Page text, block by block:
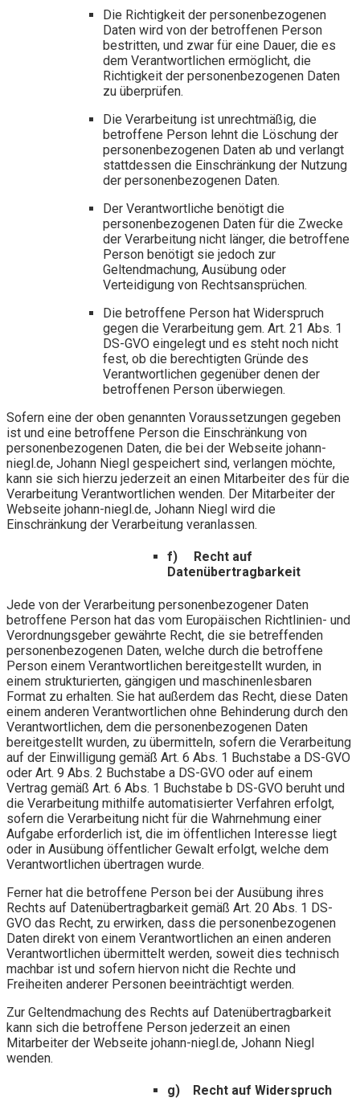
Die Richtigkeit der personenbezogenen
Daten wird von der betroffenen Person
bestritten, und zwar für eine Dauer, die es
dem Verantwortlichen ermöglicht, die
Richtigkeit der personenbezogenen Daten
zu überprüfen.
Die Verarbeitung ist unrechtmäßig, die
betroffene Person lehnt die Löschung der
personenbezogenen Daten ab und verlangt
stattdessen die Einschränkung der Nutzung
der personenbezogenen Daten.
Der Verantwortliche benötigt die
personenbezogenen Daten für die Zwecke
der Verarbeitung nicht länger, die betroffene
Person benötigt sie jedoch zur
Geltendmachung, Ausübung oder
Verteidigung von Rechtsansprüchen.
Die betroffene Person hat Widerspruch
gegen die Verarbeitung gem. Art. 21 Abs. 1
DS-GVO eingelegt und es steht noch nicht
fest, ob die berechtigten Gründe des
Verantwortlichen gegenüber denen der
betroffenen Person überwiegen.
Sofern eine der oben genannten Voraussetzungen gegeben
ist und eine betroffene Person die Einschränkung von
personenbezogenen Daten, die bei der Webseite johann-
niegl.de, Johann Niegl gespeichert sind, verlangen möchte,
kann sie sich hierzu jederzeit an einen Mitarbeiter des für die
Verarbeitung Verantwortlichen wenden. Der Mitarbeiter der
Webseite johann-niegl.de, Johann Niegl wird die
Einschränkung der Verarbeitung veranlassen.
f) Recht auf
Datenübertragbarkeit
Jede von der Verarbeitung personenbezogener Daten
betroffene Person hat das vom Europäischen Richtlinien- und
Verordnungsgeber gewährte Recht, die sie betreffenden
personenbezogenen Daten, welche durch die betroffene
Person einem Verantwortlichen bereitgestellt wurden, in
einem strukturierten, gängigen und maschinenlesbaren
Format zu erhalten. Sie hat außerdem das Recht, diese Daten
einem anderen Verantwortlichen ohne Behinderung durch den
Verantwortlichen, dem die personenbezogenen Daten
bereitgestellt wurden, zu übermitteln, sofern die Verarbeitung
auf der Einwilligung gemäß Art. 6 Abs. 1 Buchstabe a DS-GVO
oder Art. 9 Abs. 2 Buchstabe a DS-GVO oder auf einem
Vertrag gemäß Art. 6 Abs. 1 Buchstabe b DS-GVO beruht und
die Verarbeitung mithilfe automatisierter Verfahren erfolgt,
sofern die Verarbeitung nicht für die Wahrnehmung einer
Aufgabe erforderlich ist, die im öffentlichen Interesse liegt
oder in Ausübung öffentlicher Gewalt erfolgt, welche dem
Verantwortlichen übertragen wurde.
Ferner hat die betroffene Person bei der Ausübung ihres
Rechts auf Datenübertragbarkeit gemäß Art. 20 Abs. 1 DS-
GVO das Recht, zu erwirken, dass die personenbezogenen
Daten direkt von einem Verantwortlichen an einen anderen
Verantwortlichen übermittelt werden, soweit dies technisch
machbar ist und sofern hiervon nicht die Rechte und
Freiheiten anderer Personen beeinträchtigt werden.
Zur Geltendmachung des Rechts auf Datenübertragbarkeit
kann sich die betroffene Person jederzeit an einen
Mitarbeiter der Webseite johann-niegl.de, Johann Niegl
wenden.
g) Recht auf Widerspruch